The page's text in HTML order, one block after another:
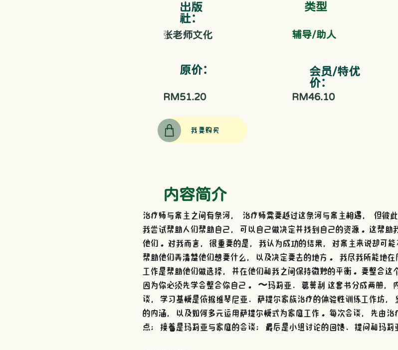
出版
社：
张老师文化
原价：
RM51.20
我要购买
​类型
辅导/助人
会员/特优
价：
RM46.10
内容简介
治疗师与案主之间有条河， 治疗师需要越过这条河与案主相遇， 但彼
我尝试帮助人们帮助自己，可以自己做决定并找到自己的资源。这帮助
他们。对我而言，很重要的是，我认为成功的结果，对案主来说却可
帮助他们弄清楚他们想要什么，以及决定要去的地方。 我尽我所能地
工作是帮助他们做选择，并在他们和我之间保持微妙的平衡。要整合这
因为你必须先学会整合你自己。 〜玛莉亚．葛莫利 这套书分成两册，
谈，学习基模是依据维琴尼亚．萨提尔家族治疗的体验性训练工作坊，
的内涵，以及如何多元运用萨提尔模式为家庭工作。每次会谈，先由治
点；接着是玛莉亚与家庭的会谈；最后是小组讨论的回馈、提问和玛莉